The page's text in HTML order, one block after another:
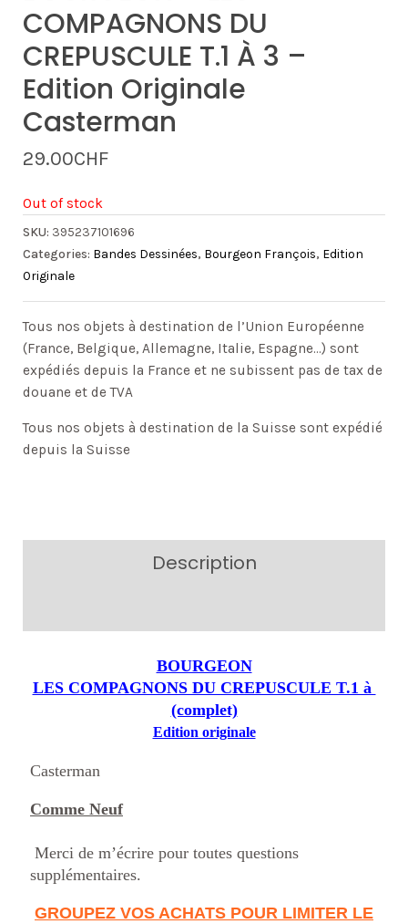
COMPAGNONS DU
CREPUSCULE T.1 À 3 –
Edition Originale
Casterman
29.00CHF
Out of stock
SKU: 395237101696
Categories: Bandes Dessinées, Bourgeon François, Edition
Originale
Tous nos objets à destination de l’Union Européenne
(France, Belgique, Allemagne, Italie, Espagne…) sont
expédiés depuis la France et ne subissent pas de tax de
douane et de TVA
Tous nos objets à destination de la Suisse sont expédié
depuis la Suisse
Description
BOURGEON
LES COMPAGNONS DU CREPUSCULE T.1 à
(complet)
Edition originale
Casterman
Comme Neuf
Merci de m’écrire pour toutes questions
supplémentaires.
GROUPEZ VOS ACHATS POUR LIMITER LE